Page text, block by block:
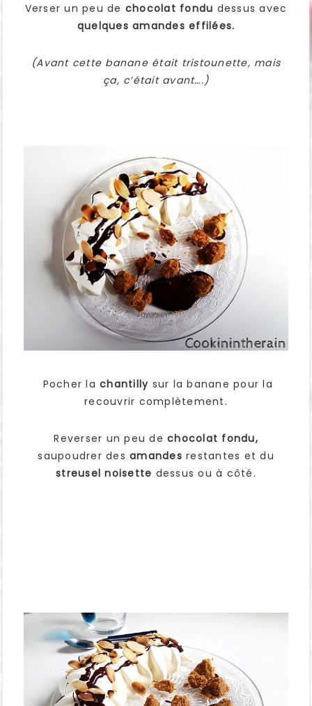
Verser un peu de chocolat fondu dessus avec
quelques amandes effilées.
(Avant cette banane était tristounette, mais
ça, c’était avant….)
Pocher la chantilly sur la banane pour la
recouvrir complètement.
Reverser un peu de chocolat fondu,
saupoudrer des amandes restantes et du
streusel noisette dessus ou à côté.